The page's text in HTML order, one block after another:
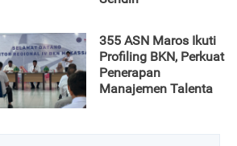
355 ASN Maros Ikuti
Profiling BKN, Perkuat
Penerapan
Manajemen Talenta